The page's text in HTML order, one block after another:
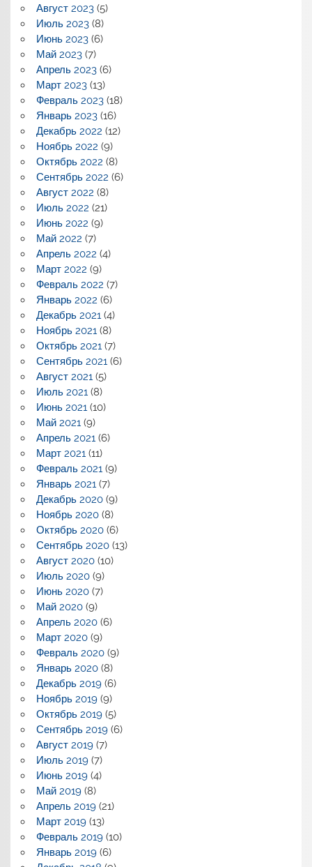
Август 2023(5)
Июль 2023(8)
Июнь 2023(6)
Май 2023(7)
Апрель 2023(6)
Март 2023(13)
Февраль 2023(18)
Январь 2023(16)
Декабрь 2022 (12)
Ноябрь 2022 (9)
Октябрь 2022 (8)
Сентябрь 2022 (6)
Август 2022 (8)
Июль 2022 (21)
Июнь 2022 (9)
Май 2022 (7)
Апрель 2022 (4)
Март 2022 (9)
Февраль 2022 (7)
Январь 2022 (6)
Декабрь 2021(4)
Ноябрь 2021(8)
Октябрь 2021(7)
Сентябрь 2021(6)
Август 2021(5)
Июль 2021(8)
Июнь 2021(10)
Май 2021(9)
Апрель 2021(6)
Март 2021(11)
Февраль 2021(9)
Январь 2021(7)
Декабрь 2020(9)
Ноябрь 2020(8)
Октябрь 2020(6)
Сентябрь 2020(13)
Август 2020(10)
Июль 2020(9)
Июнь 2020(7)
Май 2020(9)
Апрель 2020(6)
Март 2020(9)
Февраль 2020(9)
Январь 2020(8)
Декабрь 2019(6)
Ноябрь 2019(9)
Октябрь 2019(5)
Сентябрь 2019(6)
Август 2019(7)
Июль 2019(7)
Июнь 2019(4)
Май 2019(8)
Апрель 2019(21)
Март 2019(13)
Февраль 2019(10)
Январь 2019(6)